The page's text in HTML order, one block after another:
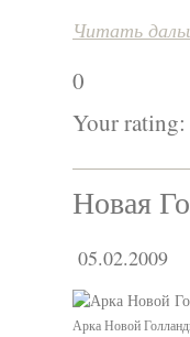
Читать
0
Your rating:
Новая
05.02.2009
Арка Новой